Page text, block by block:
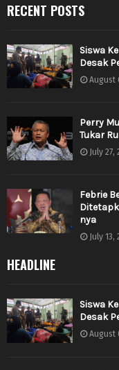
RECENT POSTS
Siswa
Desak
August
Perry
Tukar
July 27,
Febrie
nya
July 13,
HEADLINE
Siswa
Desak
August